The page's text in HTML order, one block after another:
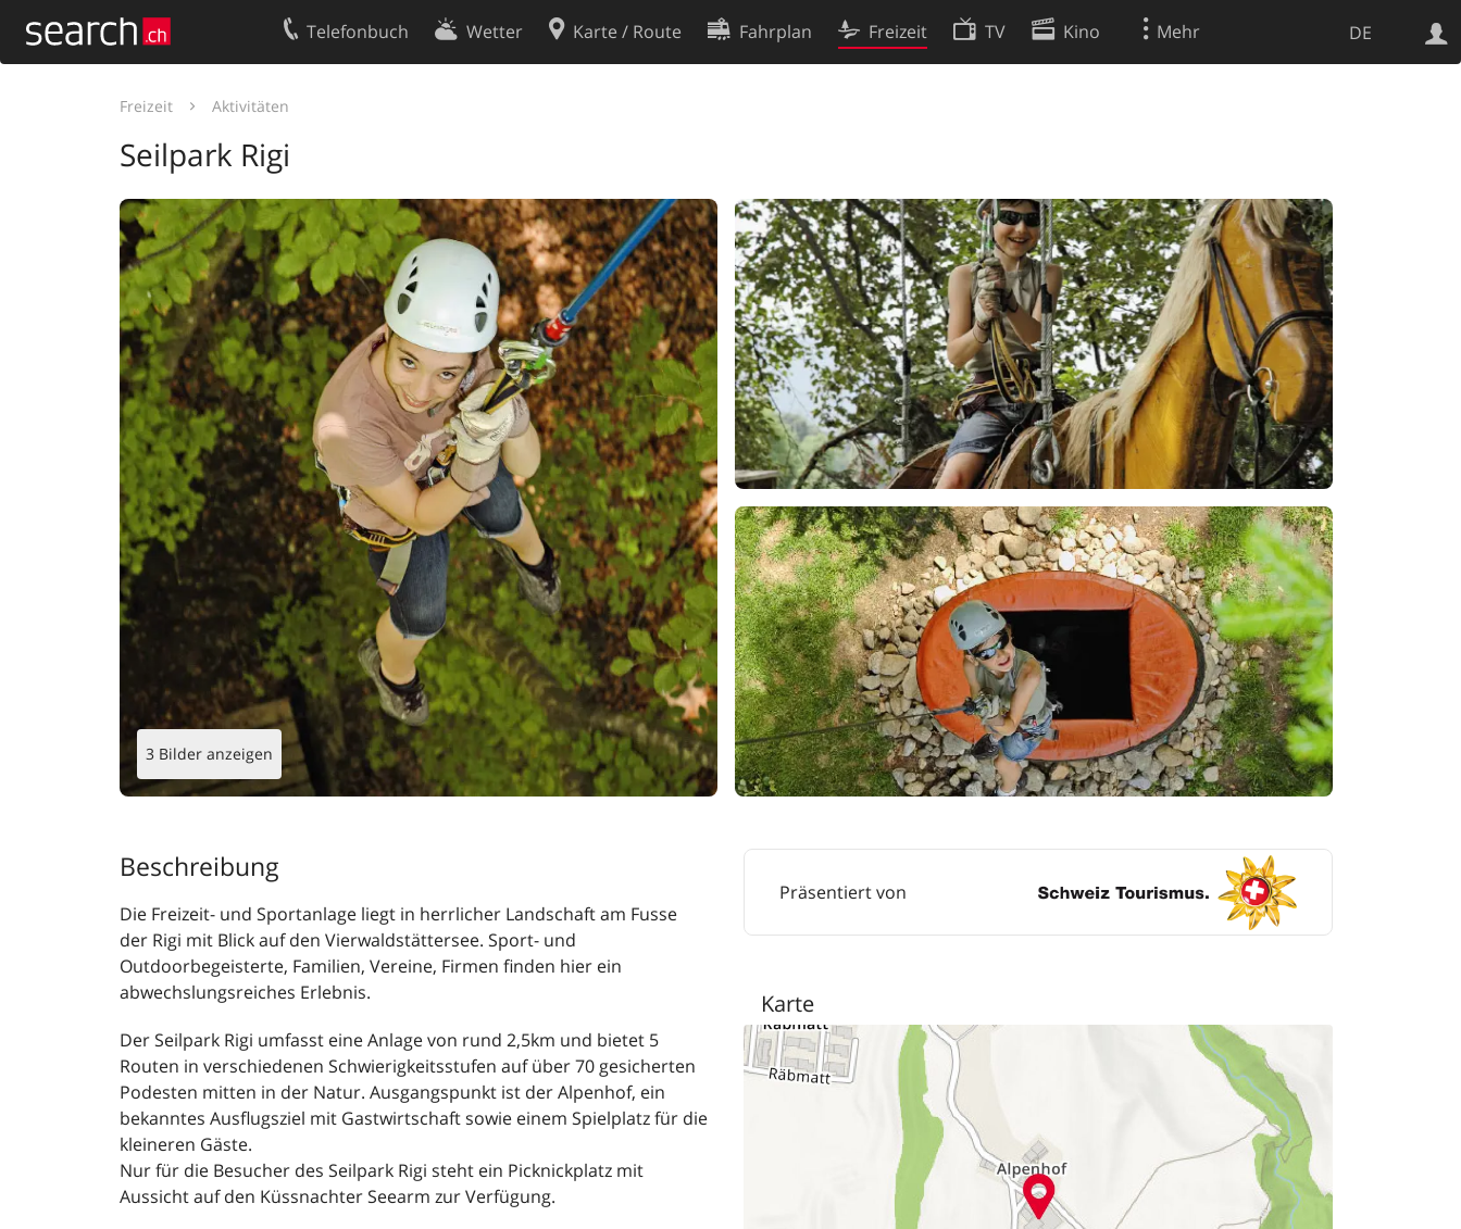
DE
Telefonbuch Wetter Karte / Route Fahrplan Freizeit TV Kino Mehr
Freizeit Aktivitäten
Seilpark Rigi
3 Bilder anzeigen
Beschreibung
Die Freizeit- und Sportanlage liegt in herrlicher Landschaft am Fusse
der Rigi mit Blick auf den Vierwaldstättersee. Sport- und
Outdoorbegeisterte, Familien, Vereine, Firmen finden hier ein
abwechslungsreiches Erlebnis.
Der Seilpark Rigi umfasst eine Anlage von rund 2,5km und bietet 5
Routen in verschiedenen Schwierigkeitsstufen auf über 70 gesicherten
Podesten mitten in der Natur. Ausgangspunkt ist der Alpenhof, ein
bekanntes Ausflugsziel mit Gastwirtschaft sowie einem Spielplatz für die
kleineren Gäste.
Nur für die Besucher des Seilpark Rigi steht ein Picknickplatz mit
Aussicht auf den Küssnachter Seearm zur Verfügung.
Präsentiert von
Karte